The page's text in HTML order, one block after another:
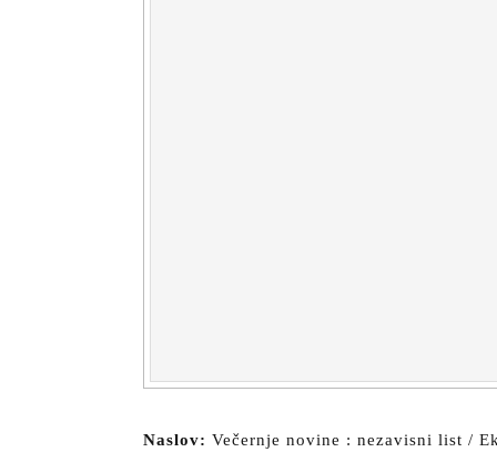
Naslov: Večernje novine : nezavisni list /